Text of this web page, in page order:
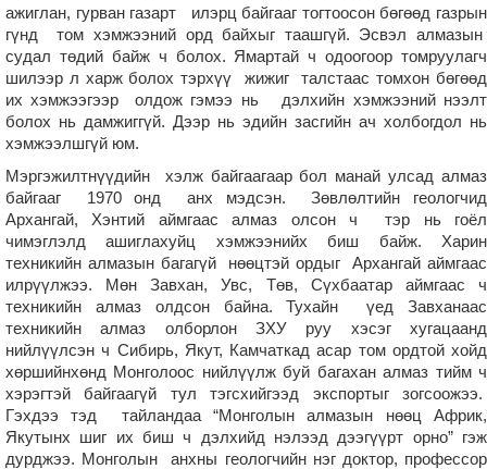
ажиглан, гурван газарт илэрц байгааг тогтоосон бөгөөд газрын
гүнд том хэмжээний орд байхыг таашгүй. Эсвэл алмазын
судал төдий байж ч болох. Ямартай ч одоогоор томруулагч
шилээр л харж болох тэрхүү жижиг талстаас томхон бөгөөд
их хэмжээгээр олдож гэмээ нь дэлхийн хэмжээний нээлт
болох нь дамжиггүй. Дээр нь эдийн засгийн ач холбогдол нь
хэмжээлшгүй юм.
Мэргэжилтнүүдийн хэлж байгаагаар бол манай улсад алмаз
байгааг 1970 онд анх мэдсэн. Зөвлөлтийн геологчид
Архангай, Хэнтий аймгаас алмаз олсон ч тэр нь гоёл
чимэглэлд ашиглахуйц хэмжээнийх биш байж. Харин
техникийн алмазын багагүй нөөцтэй ордыг Архангай аймгаас
илрүүлжээ. Мөн Завхан, Увс, Төв, Сүхбаатар аймгаас ч
техникийн алмаз олдсон байна. Тухайн үед Завханаас
техникийн алмаз олборлон ЗХУ руу хэсэг хугацаанд
нийлүүлсэн ч Сибирь, Якут, Камчаткад асар том ордтой хойд
хөршийнхөнд Монголоос нийлүүлж буй багахан алмаз тийм ч
хэрэгтэй байгаагүй тул тэгсхийгээд экспортыг зогсоожээ.
Гэхдээ тэд тайландаа “Монголын алмазын нөөц Африк,
Якутынх шиг их биш ч дэлхийд нэлээд дээгүүрт орно” гэж
дурджээ. Монголын анхны геологчийн нэг доктор, профессор